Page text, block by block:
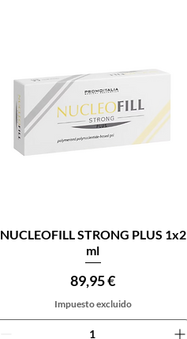
Vista rápida
NUCLEOFILL STRONG PLUS 1x2
ml
Precio
89,95 €
Impuesto excluido